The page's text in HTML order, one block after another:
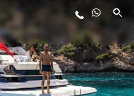
DE VIDA
SOMOS?